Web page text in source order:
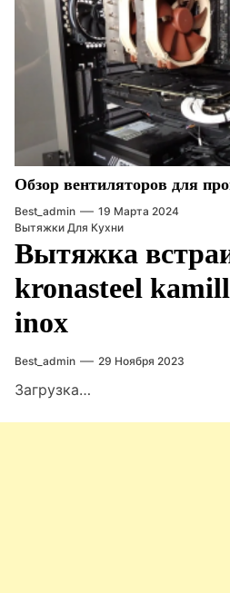
Обзор вентиляторов для
Best_admin
19 Марта 2024
Вытяжки Для Кухни
Вытяжка
kronasteel
inox
Best_admin 29 Ноября 2023
Загрузка…